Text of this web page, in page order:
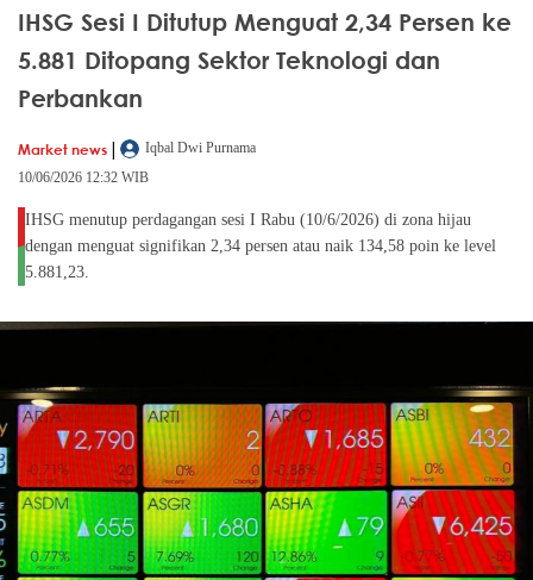
IHSG Sesi I Ditutup Menguat 2,34 Persen ke
5.881 Ditopang Sektor Teknologi dan
Perbankan
Market news |
Iqbal Dwi Purnama
10/06/2026 12:32 WIB
IHSG menutup perdagangan sesi I Rabu (10/6/2026) di zona hijau
dengan menguat signifikan 2,34 persen atau naik 134,58 poin ke level
5.881,23.